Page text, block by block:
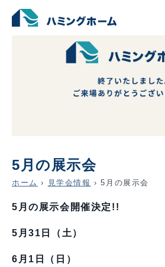
5月の展示会
ホーム › 見学会情報 › 5月の展示会
5月の展示会開催決定!!
5月31日（土）
6月1日（日）